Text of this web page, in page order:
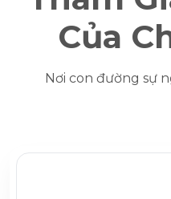
Của
Nơi con đường sự